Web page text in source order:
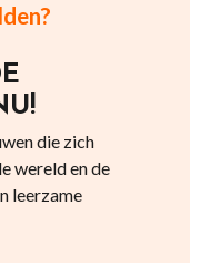
die zich
wereld en de
leerzame